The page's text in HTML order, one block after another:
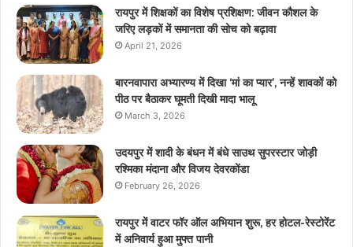
रायपुर में शिक्षकों का विशेष प्रशिक्षण: जीवन कौशल के
जरिए लड़कों में समानता की सोच को बढ़ावा
April 21, 2026
बारनवापारा अभ्यारण्य में दिखा ‘मां का प्यार’, नन्हें शावकों को
पीठ पर बैठाकर घूमती दिखी मादा भालू
March 3, 2026
उदयपुर में शादी के बंधन में बंधे साउथ सुपरस्टार जोड़ी
रश्मिका मंदाना और विजय देवरकोंडा
February 26, 2026
रायपुर में वाटर फॉर ऑल अभियान शुरू, हर होटल-रेस्टोरेंट
में अनिवार्य हुआ मुफ्त पानी